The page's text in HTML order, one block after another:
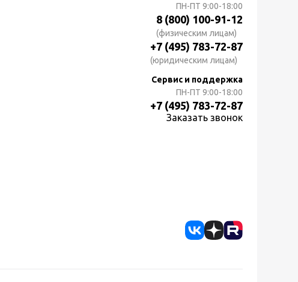
ПН-ПТ 9:00-18:00
8 (800) 100-91-12
(физическим лицам)
+7 (495) 783-72-87
(юридическим лицам)
Сервис и поддержка
ПН-ПТ 9:00-18:00
+7 (495) 783-72-87
Заказать звонок